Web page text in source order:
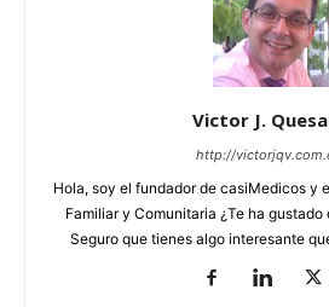
Victor J.
http://
Hola, soy el fundador de casiMedicos y
Familiar y Comunitaria ¿Te ha gustado
Seguro que tienes algo interesante